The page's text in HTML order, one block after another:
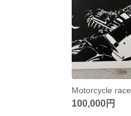
Motorcycle race
100,000円